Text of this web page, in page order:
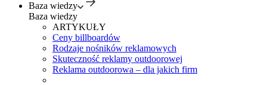
Baza wiedzy
Baza wiedzy
ARTYKUŁY
Ceny billboardów
Rodzaje nośników reklamowych
Skuteczność reklamy outdoorowej
Reklama outdoorowa – dla jakich firm